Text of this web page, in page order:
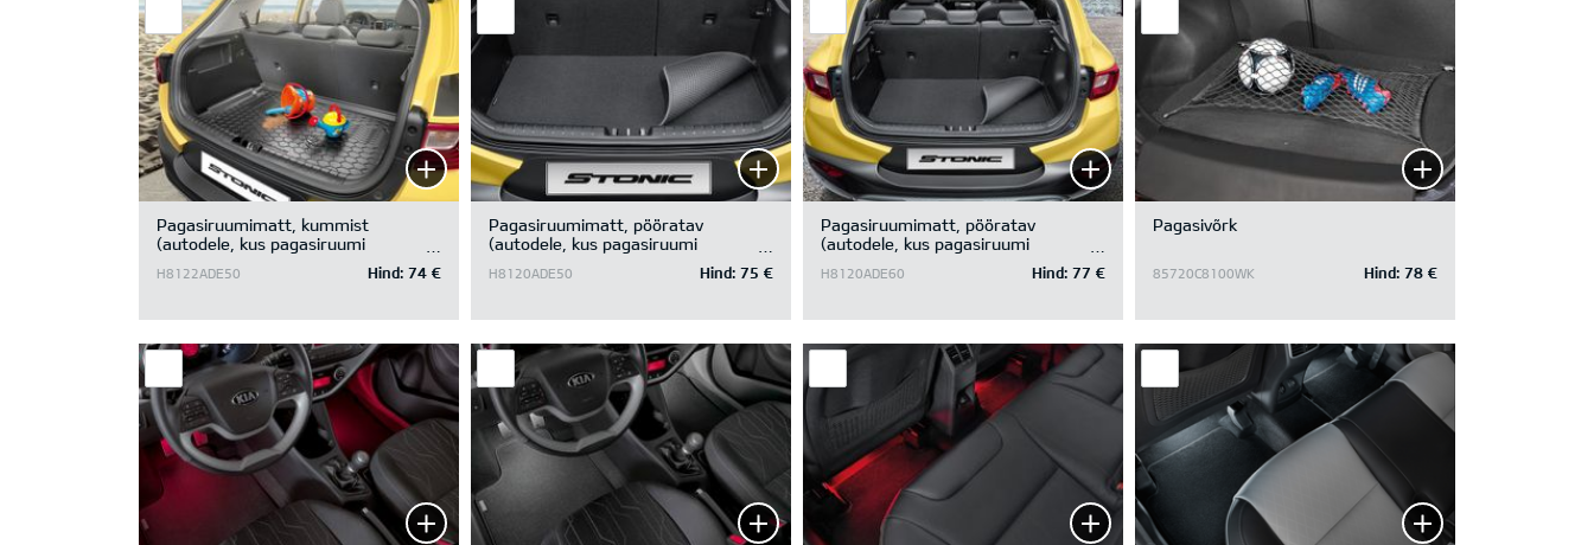
Pagasiruumimatt, kummist
(autodele, kus pagasiruumi
H8122ADE50 Hind: 74 €
Pagasiruumimatt, pööratav
(autodele, kus pagasiruumi
H8120ADE50 Hind: 75 €
Pagasiruumimatt, pööratav
(autodele, kus pagasiruumi
põhjakatte all ei ole panipaika)
H8120ADE60 Hind: 77 €
Pagasivõrk
85720C8100WK Hind: 78 €